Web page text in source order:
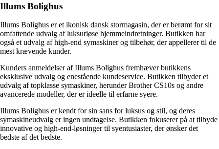
Illums Bolighus
Illums Bolighus er et ikonisk dansk stormagasin, der er berømt for sit
omfattende udvalg af luksuriøse hjemmeindretninger. Butikken har
også et udvalg af high-end symaskiner og tilbehør, der appellerer til de
mest krævende kunder.
Kunders anmeldelser af Illums Bolighus fremhæver butikkens
eksklusive udvalg og enestående kundeservice. Butikken tilbyder et
udvalg af topklasse symaskiner, herunder Brother CS10s og andre
avancerede modeller, der er ideelle til erfarne syere.
Illums Bolighus er kendt for sin sans for luksus og stil, og deres
symaskineudvalg er ingen undtagelse. Butikken fokuserer på at tilbyde
innovative og high-end-løsninger til syentusiaster, der ønsker det
bedste af det bedste.